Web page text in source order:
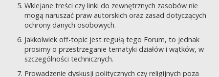
Wklejane treści czy linki do zewnętrznych zasobów nie
mogą naruszać praw autorskich oraz zasad dotyczących
ochrony danych osobowych.
Jakkolwiek off-topic jest regułą tego Forum, to jednak
prosimy o przestrzeganie tematyki działów i wątków, w
szczególności technicznych.
Prowadzenie dyskusji politycznych czy religijnych poza